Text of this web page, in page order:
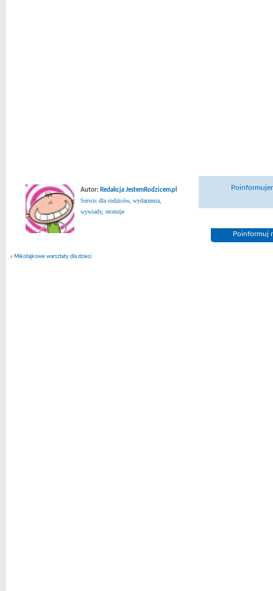
Autor: Redakcja JestemRodzicem.pl
Serwis dla rodziców, wydarzenia,
wywiady, recenzje
Poinformuj
« Mikołajkowe warsztaty dla dzieci